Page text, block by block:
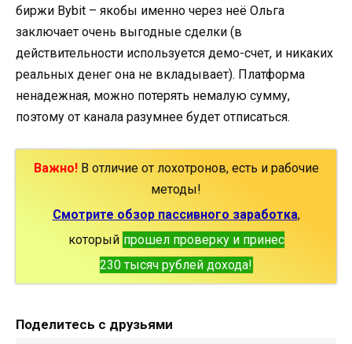
биржи Bybit – якобы именно через неё Ольга
заключает очень выгодные сделки (в
действительности используется демо-счет, и никаких
реальных денег она не вкладывает). Платформа
ненадежная, можно потерять немалую сумму,
поэтому от канала разумнее будет отписаться.
Важно!В отличие от лохотронов, есть и рабочие
методы!
Смотрите обзор пассивного заработка,
который прошел проверку и принес
230 тысяч рублей дохода!
Поделитесь с друзьями